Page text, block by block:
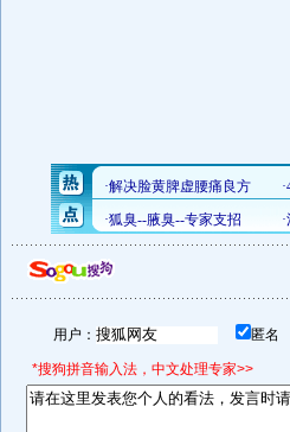
用户： 匿名
*搜狗拼音输入法，中文处理专家>>